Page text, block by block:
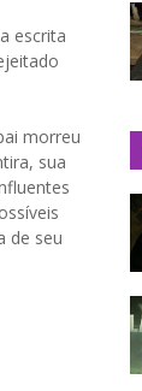
escrita
morreu
sua
de seu